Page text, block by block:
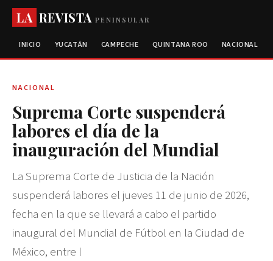
LA REVISTAPENINSULAR
INICIO YUCATÁN CAMPECHE QUINTANA ROO NACIONAL
NACIONAL
Suprema Corte suspenderá
labores el día de la
inauguración del Mundial
La Suprema Corte de Justicia de la Nación
suspenderá labores el jueves 11 de junio de 2026,
fecha en la que se llevará a cabo el partido
inaugural del Mundial de Fútbol en la Ciudad de
México, entre l